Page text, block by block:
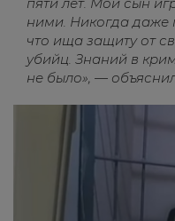
ними. Никогда даже
что ища защиту от
убийц. Знаний в
не было», —